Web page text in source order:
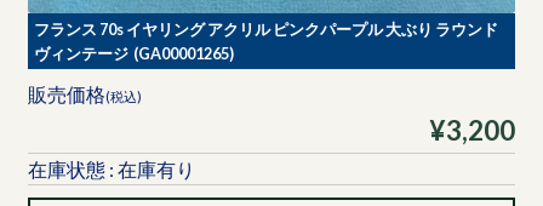
フランス 70s イヤリング アクリル ピンクパープル 大ぶり ラウンド
ヴィンテージ (GA00001265)
販売価格(税込)
¥3,200
在庫状態 : 在庫有り